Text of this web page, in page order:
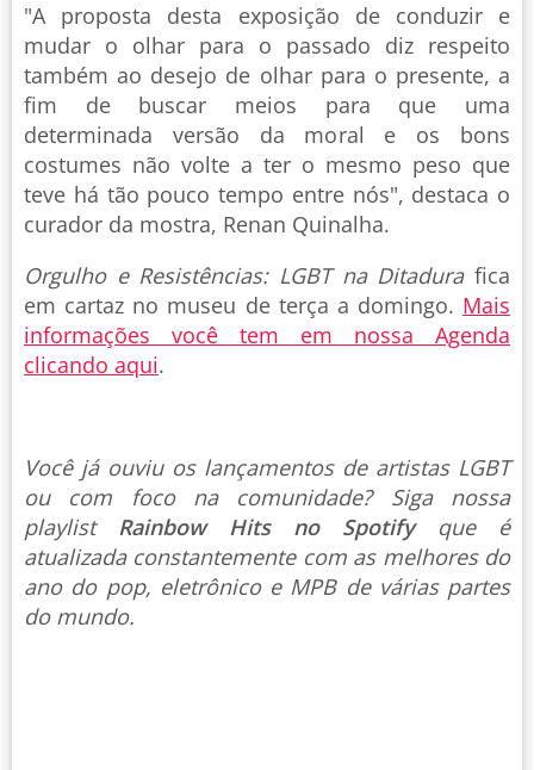
"A proposta desta exposição de conduzir e
mudar o olhar para o passado diz respeito
também ao desejo de olhar para o presente, a
fim de buscar meios para que uma
determinada versão da moral e os bons
costumes não volte a ter o mesmo peso que
teve há tão pouco tempo entre nós", destaca o
curador da mostra, Renan Quinalha.
Orgulho e Resistências: LGBT na Ditadurafica
em cartaz no museu de terça a domingo. Mais
informações você tem em nossa Agenda
clicando aqui.
Você já ouviu os lançamentos de artistas LGBT
ou com foco na comunidade? Siga nossa
playlist Rainbow Hits no Spotify que é
atualizada constantemente com as melhores do
ano do pop, eletrônico e MPB de várias partes
do mundo.